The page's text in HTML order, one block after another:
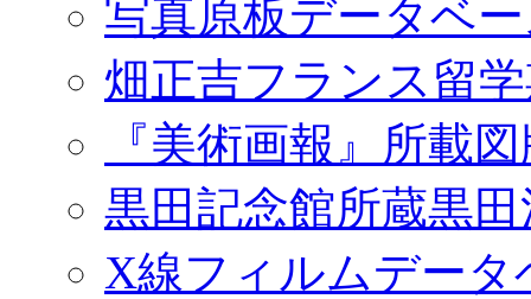
写真原板データベ
畑正吉フランス留
『美術画報』所載
黒田記念館所蔵黒
X線フィルムデータ